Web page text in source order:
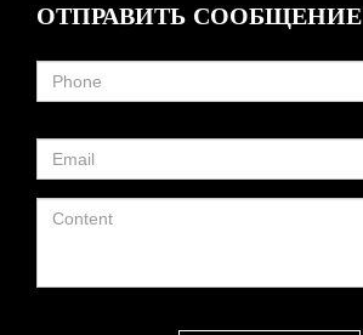
ОТПРАВИТЬ СООБЩЕНИЕ